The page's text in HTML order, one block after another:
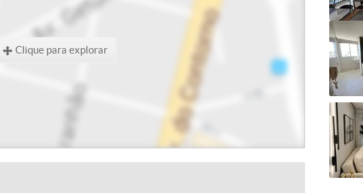
Clique para explorar